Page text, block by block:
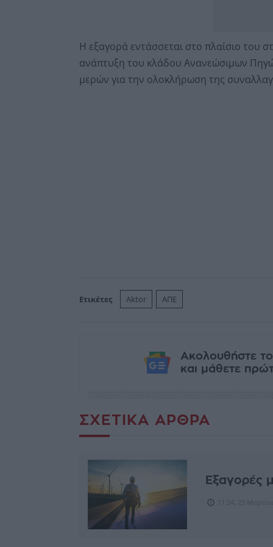
Η εξαγορά εντάσσεται στο πλαίσιο του
ανάπτυξη του κλάδου Ανανεώσιμων
μερών για την ολοκλήρωση της
Ετικέτες Aktor ΑΠΕ
Ακολουθήστε
και μάθετε
ΣΧΕΤΙΚΆ ΆΡΘΡΑ
Εξαγορές